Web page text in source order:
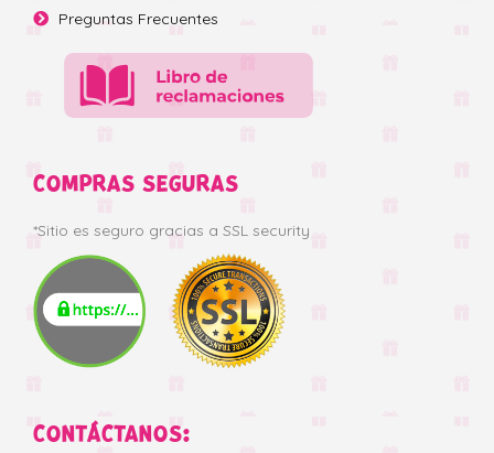
Preguntas Frecuentes
COMPRAS SEGURAS
*Sitio es seguro gracias a SSL security
CONTÁCTANOS: